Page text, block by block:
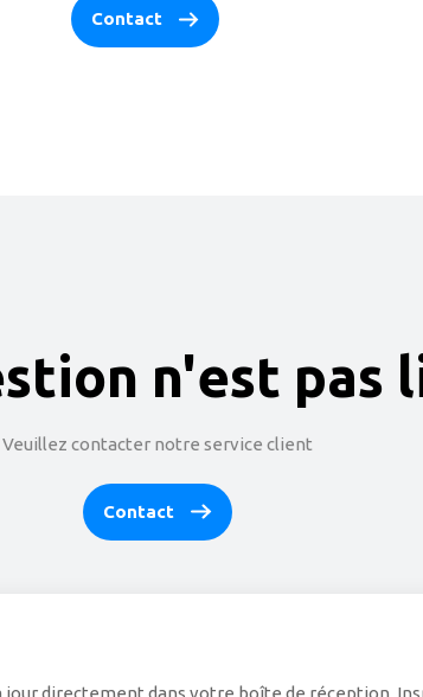
Contact
n'est pas
Veuillez contacter notre service client
Contact
directement dans votre boîte de réception.